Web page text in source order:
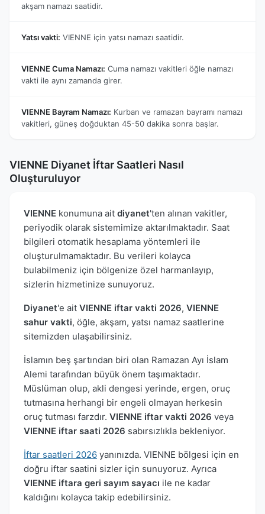
akşam namazı saatidir.
Yatsı vakti: VIENNE için yatsı namazı saatidir.
VIENNE Cuma Namazı: Cuma namazı vakitleri öğle namazı
vakti ile aynı zamanda girer.
VIENNE Bayram Namazı: Kurban ve ramazan bayramı namazı
vakitleri, güneş doğduktan 45-50 dakika sonra başlar.
VIENNE Diyanet İftar Saatleri Nasıl
Oluşturuluyor
VIENNE konumuna ait diyanet'ten alınan vakitler,
periyodik olarak sistemimize aktarılmaktadır. Saat
bilgileri otomatik hesaplama yöntemleri ile
oluşturulmamaktadır. Bu verileri kolayca
bulabilmeniz için bölgenize özel harmanlayıp,
sizlerin hizmetinize sunuyoruz.
Diyanet'e ait VIENNE iftar vakti 2026, VIENNE
sahur vakti, öğle, akşam, yatsı namaz saatlerine
sitemizden ulaşabilirsiniz.
İslamın beş şartından biri olan Ramazan Ayı İslam
Alemi tarafından büyük önem taşımaktadır.
Müslüman olup, akli dengesi yerinde, ergen, oruç
tutmasına herhangi bir engeli olmayan herkesin
oruç tutması farzdır. VIENNE iftar vakti 2026 veya
VIENNE iftar saati 2026 sabırsızlıkla bekleniyor.
İftar saatleri 2026 yanınızda. VIENNE bölgesi için en
doğru iftar saatini sizler için sunuyoruz. Ayrıca
VIENNE iftara geri sayım sayacı ile ne kadar
kaldığını kolayca takip edebilirsiniz.